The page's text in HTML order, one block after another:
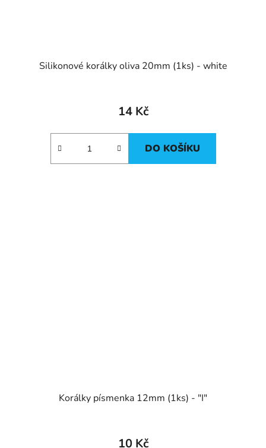
Silikonové korálky oliva 20mm (1ks) - white
14 Kč
DO KOŠÍKU
Korálky písmenka 12mm (1ks) - "I"
10 Kč